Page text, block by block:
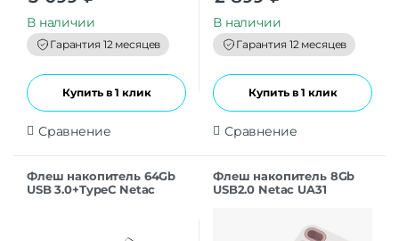
t
o
f
5
В наличии
Гарантия 12 месяцев
Купить в 1 клик
Сравнение
t
o
f
5
В наличии
Гарантия 12 месяцев
Купить в 1 клик
Сравнение
Флеш накопитель 64Gb
USB 3.0+TypeC Netac
Флеш накопитель 8Gb
USB2.0 Netac UA31